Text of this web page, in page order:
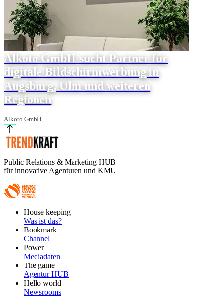
Alkoto GmbH sucht Partner für
digitale Bildschirmwerbung in
Augsburg, Ulm und weiteren
Regionen
Alkoto GmbH
Public Relations & Marketing HUB
für innovative Agenturen und KMU
FooterHouse keeping
Was ist das?
Bookmark
Channel
Power
Mediadaten
The game
Agentur HUB
Hello world
Newsrooms